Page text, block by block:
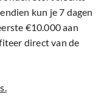
kun je 7 dagen
€10.000 aan
direct van de